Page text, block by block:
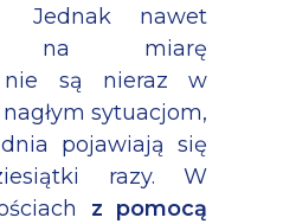
Jednak nawet
na miarę
nie są nieraz w
sytuacjom,
pojawiają się
razy. W
z pomocą